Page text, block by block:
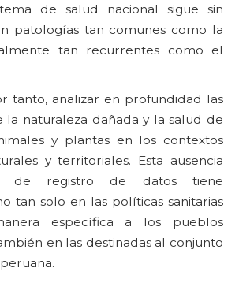
de salud nacional sigue sin
patologías tan comunes como la
tan recurrentes como el
tanto, analizar en profundidad las
la naturaleza dañada y la salud de
y plantas en los contextos
y territoriales. Esta ausencia
de registro de datos tiene
tan solo en las políticas sanitarias
específica a los pueblos
en las destinadas al conjunto